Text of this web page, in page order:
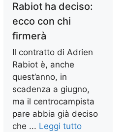
Rabiot ha deciso:
ecco con chi
firmerà
Il contratto di Adrien
Rabiot è, anche
quest’anno, in
scadenza a giugno,
ma il centrocampista
pare abbia già deciso
che ... Leggi tutto